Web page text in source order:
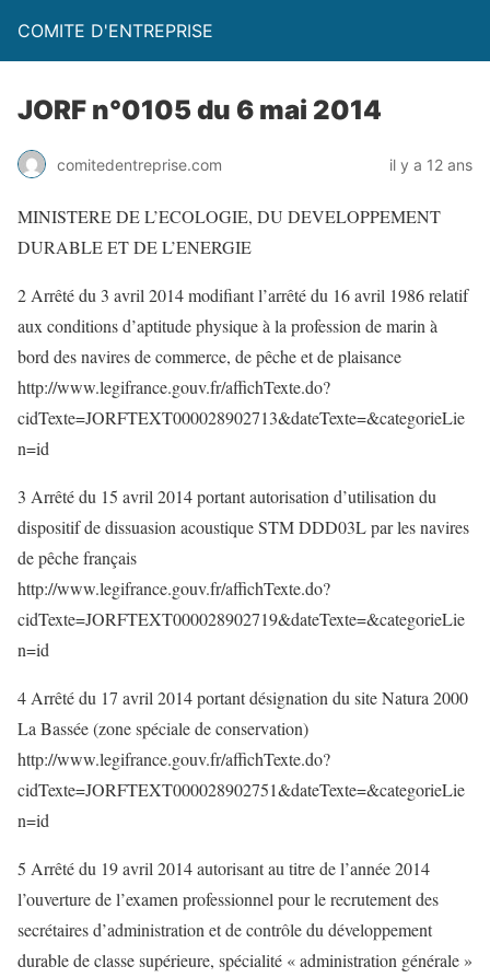
COMITE D'ENTREPRISE
JORF n°0105 du 6 mai 2014
comitedentreprise.com il y a 12 ans
MINISTERE DE L’ECOLOGIE, DU DEVELOPPEMENT
DURABLE ET DE L’ENERGIE
2 Arrêté du 3 avril 2014 modifiant l’arrêté du 16 avril 1986 relatif
aux conditions d’aptitude physique à la profession de marin à
bord des navires de commerce, de pêche et de plaisance
http://www.legifrance.gouv.fr/affichTexte.do?
cidTexte=JORFTEXT000028902713&dateTexte=&categorieLie
n=id
3 Arrêté du 15 avril 2014 portant autorisation d’utilisation du
dispositif de dissuasion acoustique STM DDD03L par les navires
de pêche français
http://www.legifrance.gouv.fr/affichTexte.do?
cidTexte=JORFTEXT000028902719&dateTexte=&categorieLie
n=id
4 Arrêté du 17 avril 2014 portant désignation du site Natura 2000
La Bassée (zone spéciale de conservation)
http://www.legifrance.gouv.fr/affichTexte.do?
cidTexte=JORFTEXT000028902751&dateTexte=&categorieLie
n=id
5 Arrêté du 19 avril 2014 autorisant au titre de l’année 2014
l’ouverture de l’examen professionnel pour le recrutement des
secrétaires d’administration et de contrôle du développement
durable de classe supérieure, spécialité « administration générale »